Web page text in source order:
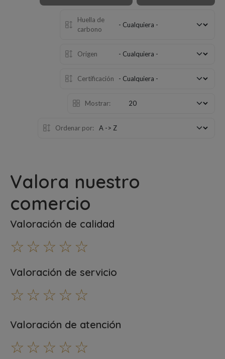
Huella de
carbono
Origen
Certificación
Mostrar:
Ordenar por:
Valora nuestro
comercio
Valoración de calidad
☆ ☆ ☆ ☆ ☆
Valoración de servicio
☆ ☆ ☆ ☆ ☆
Valoración de atención
☆ ☆ ☆ ☆ ☆